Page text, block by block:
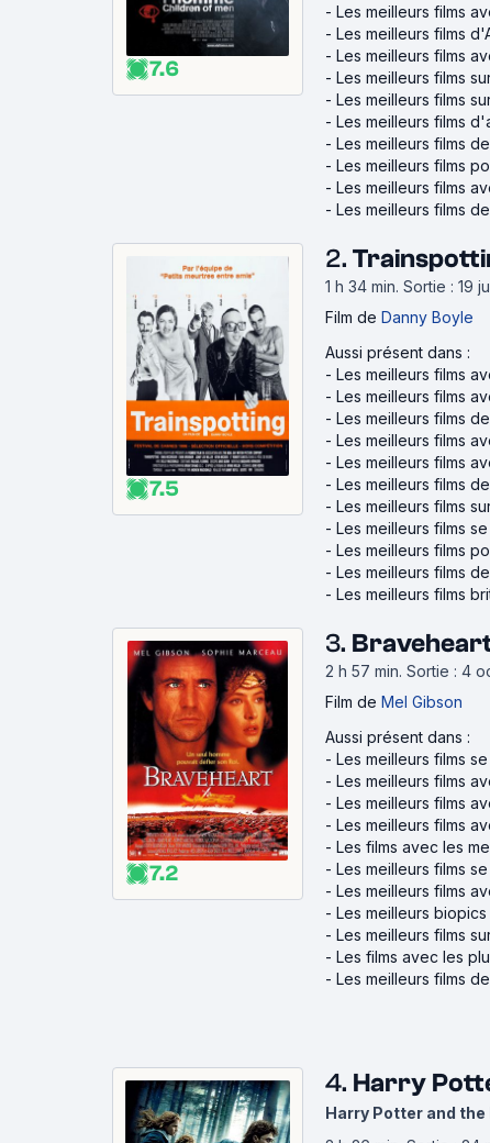
7.6
- Les meilleurs films
- Les meilleurs films
- Les meilleurs films
- Les meilleurs films
- Les meilleurs films
- Les meilleurs films
- Les meilleurs films
- Les meilleurs films
- Les meilleurs films
- Les meilleurs films
7.5
2.
1 h 34 min. Sortie : 19
Film de Danny Boyle
Aussi présent dans :
- Les meilleurs films
- Les meilleurs films
- Les meilleurs films
- Les meilleurs films
- Les meilleurs films
- Les meilleurs films
- Les meilleurs films
- Les meilleurs films
- Les meilleurs films
- Les meilleurs films
- Les meilleurs films
7.2
3.
2 h 57 min. Sortie : 4
Film de Mel Gibson
Aussi présent dans :
- Les meilleurs films
- Les meilleurs films
- Les meilleurs films
- Les meilleurs films
- Les films avec les
- Les meilleurs films
- Les meilleurs films
- Les meilleurs
- Les meilleurs films
- Les films avec les
- Les meilleurs films
4. Harry
Harry Potter and the